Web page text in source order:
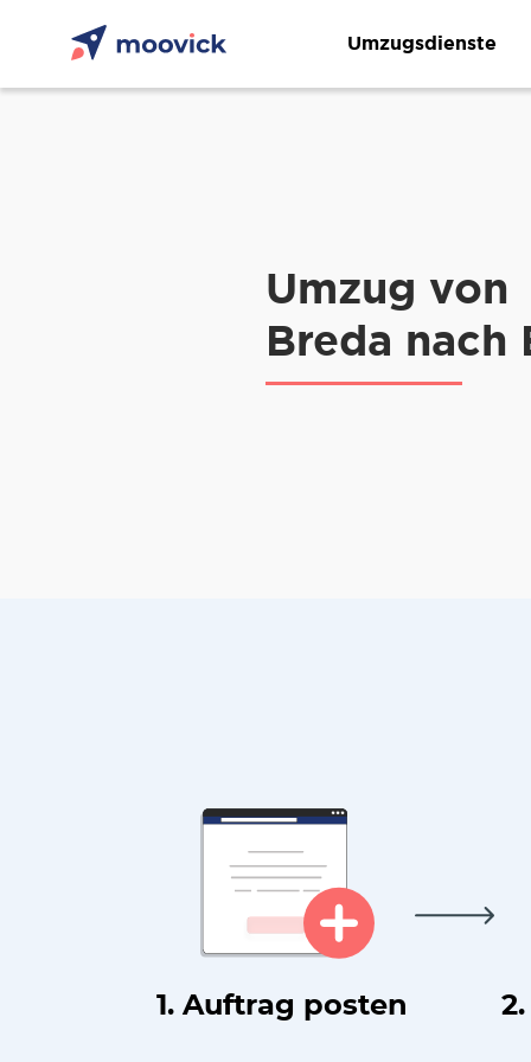
Umzugsdienste
Umzug von
Breda nach
1. Auftrag posten